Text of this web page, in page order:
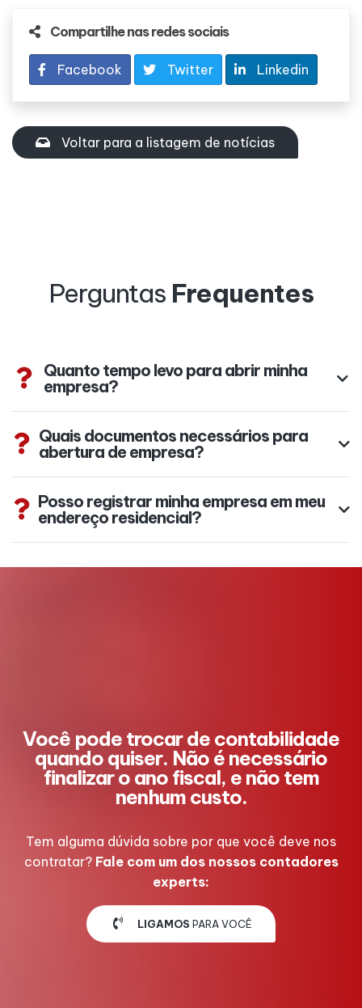
Compartilhe nas redes sociais
Facebook Twitter Linkedin
Voltar para a listagem de notícias
Perguntas Frequentes
Quanto tempo levo para abrir minha
empresa?
Quais documentos necessários para
abertura de empresa?
Posso registrar minha empresa em meu
endereço residencial?
Você pode trocar de contabilidade
quando quiser. Não é necessário
finalizar o ano fiscal, e não tem
nenhum custo.
Tem alguma dúvida sobre por que você deve nos
contratar? Fale com um dos nossos contadores
experts:
LIGAMOS PARA VOCÊ